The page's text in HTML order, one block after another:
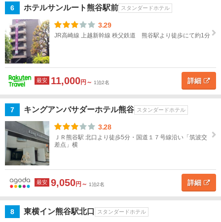
秩
父・
長瀞
熊
本
上尾
熊
谷・
本
庄・
上尾
すべ
て
熊
6 ホテルサンルート熊谷駅前 スタンダードホテル
3.29
JR高崎線 上越新幹線 秩父鉄道 熊谷駅より徒歩にて約1分
最安 11,000円～ 1泊2名 詳細
7 キングアンバサダーホテル熊谷 スタンダードホテル
3.28
ＪＲ熊谷駅 北口より徒歩5分・国道１７号線沿い「筑波交
差点」横
最安 9,050円～ 1泊2名 詳細
8 東横イン熊谷駅北口 スタンダードホテル